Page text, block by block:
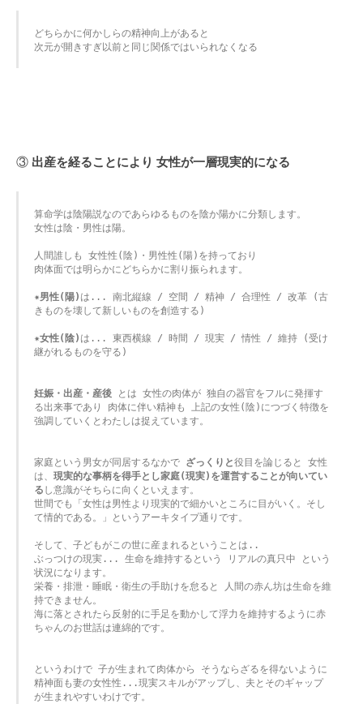
どちらかに何かしらの精神向上があると
次元が開きすぎ以前と同じ関係ではいられなくなる
③ 出産を経ることにより 女性が一層現実的になる
算命学は陰陽説なのであらゆるものを陰か陽かに分類します。
女性は陰・男性は陽。
人間誰しも 女性性(陰)・男性性(陽)を持っており
肉体面では明らかにどちらかに割り振られます。
✷男性(陽) は... 南北縦線 / 空間 / 精神 / 合理性 / 改革 (古
きものを壊して新しいものを創造する)
✷女性(陰) は... 東西横線 / 時間 / 現実 / 情性 / 維持 (受け
継がれるものを守る)
妊娠・出産・産後 とは 女性の肉体が 独自の器官をフルに発揮す
る出来事であり 肉体に伴い精神も 上記の女性(陰)につづく特徴を
強調していくとわたしは捉えています。
家庭という男女が同居するなかで ざっくりと役目を論じると 女性
は、 現実的な事柄を得手とし家庭(現実)を運営することが向いてい
る し意識がそちらに向くといえます。
世間でも「女性は男性より現実的で細かいところに目がいく。そし
て情的である。」というアーキタイプ通りです。
そして、子どもがこの世に産まれるということは..
ぶっつけの現実... 生命を維持するという リアルの真只中 という
状況になります。
栄養・排泄・睡眠・衛生の手助けを怠ると 人間の赤ん坊は生命を維
持できません。
海に落とされたら反射的に手足を動かして浮力を維持するように赤
ちゃんのお世話は連綿的です。
というわけで 子が生まれて肉体から そうならざるを得ないように
精神面も妻の女性性...現実スキルがアップし、夫とそのギャップ
が生まれやすいわけです。